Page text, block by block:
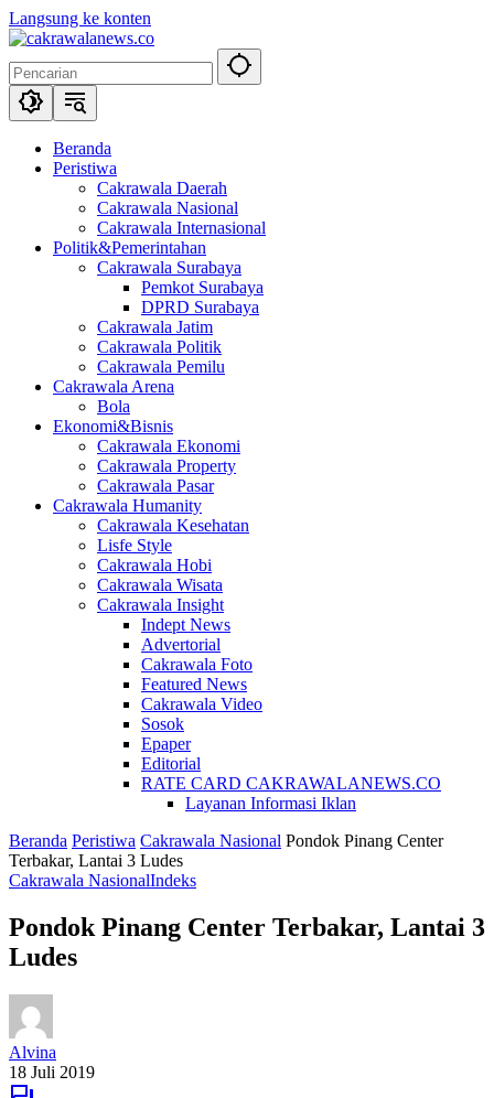
Langsung ke konten
Beranda
Peristiwa
Cakrawala Daerah
Cakrawala Nasional
Cakrawala Internasional
Politik&Pemerintahan
Cakrawala Surabaya
Pemkot Surabaya
DPRD Surabaya
Cakrawala Jatim
Cakrawala Politik
Cakrawala Pemilu
Cakrawala Arena
Bola
Ekonomi&Bisnis
Cakrawala Ekonomi
Cakrawala Property
Cakrawala Pasar
Cakrawala Humanity
Cakrawala Kesehatan
Lisfe Style
Cakrawala Hobi
Cakrawala Wisata
Cakrawala Insight
Indept News
Advertorial
Cakrawala Foto
Featured News
Cakrawala Video
Sosok
Epaper
Editorial
RATE CARD CAKRAWALANEWS.CO
Layanan Informasi Iklan
Beranda Peristiwa Cakrawala Nasional Pondok Pinang Center
Terbakar, Lantai 3 Ludes
Cakrawala NasionalIndeks
Pondok Pinang Center Terbakar, Lantai 3
Ludes
Alvina
18 Juli 2019